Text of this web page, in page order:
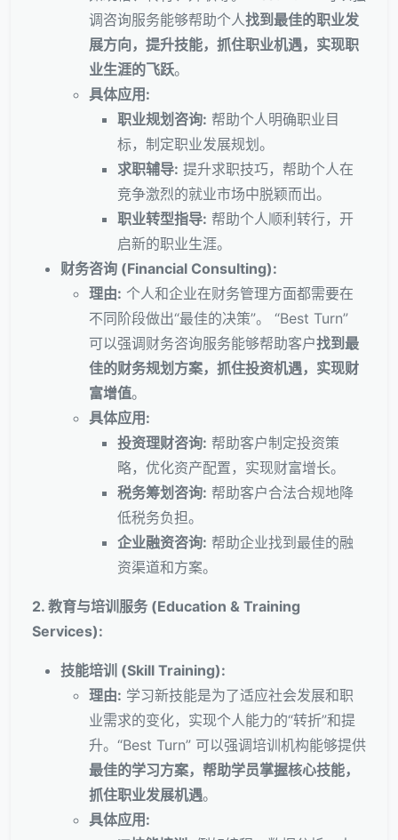
调咨询服务能够帮助个人找到最佳的职业发
展方向，提升技能，抓住职业机遇，实现职
业生涯的飞跃。
具体应用:
职业规划咨询: 帮助个人明确职业目
标，制定职业发展规划。
求职辅导: 提升求职技巧，帮助个人在
竞争激烈的就业市场中脱颖而出。
职业转型指导: 帮助个人顺利转行，开
启新的职业生涯。
财务咨询 (Financial Consulting):
理由: 个人和企业在财务管理方面都需要在
不同阶段做出“最佳的决策”。 “Best Turn”
可以强调财务咨询服务能够帮助客户找到最
佳的财务规划方案，抓住投资机遇，实现财
富增值。
具体应用:
投资理财咨询: 帮助客户制定投资策
略，优化资产配置，实现财富增长。
税务筹划咨询: 帮助客户合法合规地降
低税务负担。
企业融资咨询: 帮助企业找到最佳的融
资渠道和方案。
2. 教育与培训服务 (Education & Training
Services):
技能培训 (Skill Training):
理由: 学习新技能是为了适应社会发展和职
业需求的变化，实现个人能力的“转折”和提
升。“Best Turn” 可以强调培训机构能够提供
最佳的学习方案，帮助学员掌握核心技能，
抓住职业发展机遇。
具体应用: